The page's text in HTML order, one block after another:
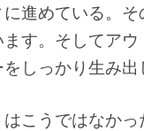
進めている。そ
す。そしてア
しっかり生み出
こうではなか